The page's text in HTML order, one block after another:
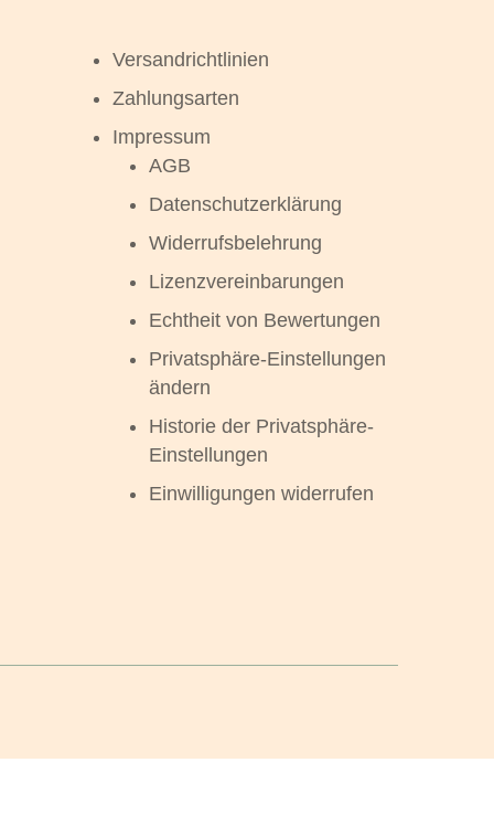
Versandrichtlinien
Zahlungsarten
Impressum
AGB
Datenschutzerklärung
Widerrufsbelehrung
Lizenzvereinbarungen
Echtheit von Bewertungen
Privatsphäre-Einstellungen
ändern
Historie der Privatsphäre-
Einstellungen
Einwilligungen widerrufen